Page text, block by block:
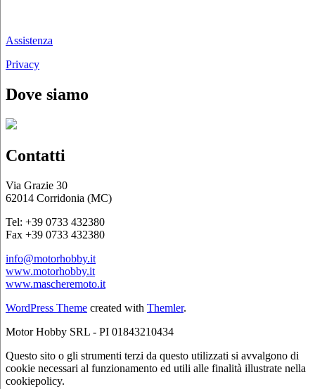
Assistenza
Privacy
Dove siamo
Contatti
Via Grazie 30
62014 Corridonia (MC)
Tel: +39 0733 432380
Fax +39 0733 432380
info@motorhobby.it
www.motorhobby.it
www.mascheremoto.it
WordPress Theme created with Themler.
Motor Hobby SRL - PI 01843210434
Questo sito o gli strumenti terzi da questo utilizzati si avvalgono di
cookie necessari al funzionamento ed utili alle finalità illustrate nella
cookiepolicy.